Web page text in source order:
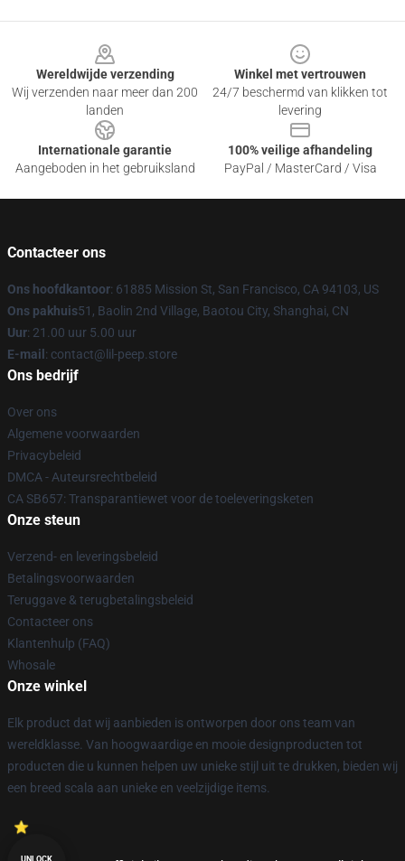
Wereldwijde verzending
Wij verzenden naar meer dan 200
landen
Winkel met vertrouwen
24/7 beschermd van klikken tot
levering
Internationale garantie
Aangeboden in het gebruiksland
100% veilige afhandeling
PayPal / MasterCard / Visa
Contacteer ons
Ons hoofdkantoor: 61885 Mission St, San Francisco, CA 94103, US
Ons pakhuis51, Baolin 2nd Village, Baotou City, Shanghai, CN
Uur: 21.00 uur 5.00 uur
E-mail : contact@lil-peep.store
Ons bedrijf
Over ons
Algemene voorwaarden
Privacybeleid
DMCA - Auteursrechtbeleid
CA SB657: Transparantiewet voor de toeleveringsketen
Onze steun
Verzend- en leveringsbeleid
Betalingsvoorwaarden
Teruggave & terugbetalingsbeleid
Contacteer ons
Klantenhulp (FAQ)
Whosale
Onze winkel
Elk product dat wij aanbieden is ontworpen door ons team van
wereldklasse. Van hoogwaardige en mooie designproducten tot
producten die u kunnen helpen uw unieke stijl uit te drukken, bieden wij
een breed scala aan unieke en veelzijdige items.
UNLOCK